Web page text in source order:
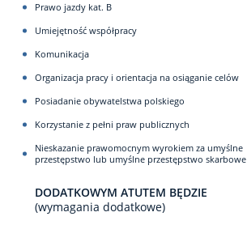
Prawo jazdy kat. B
Umiejętność współpracy
Komunikacja
Organizacja pracy i orientacja na osiąganie celów
Posiadanie obywatelstwa polskiego
Korzystanie z pełni praw publicznych
Nieskazanie prawomocnym wyrokiem za umyślne
przestępstwo lub umyślne przestępstwo skarbowe
DODATKOWYM ATUTEM BĘDZIE
(wymagania dodatkowe)